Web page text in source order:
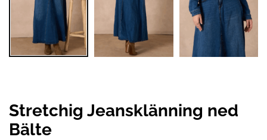
Stretchig Jeansklänning ned
Bälte